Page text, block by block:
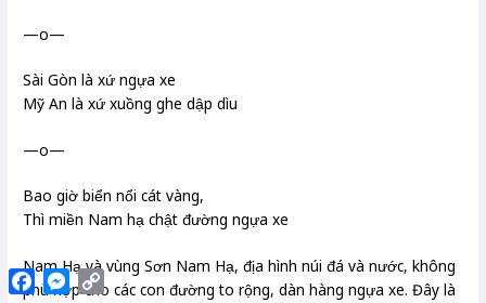
—o—
Sài Gòn là xứ ngựa xe
Mỹ An là xứ xuồng ghe dập dìu
—o—
Bao giờ biển nổi cát vàng,
Thì miền Nam hạ chật đường ngựa xe
Nam Hạ và vùng Sơn Nam Hạ, địa hình núi đá và nước, không
phù hợp cho các con đường to rộng, dàn hàng ngựa xe. Đây là
FacebookMessenger
Copy
Link